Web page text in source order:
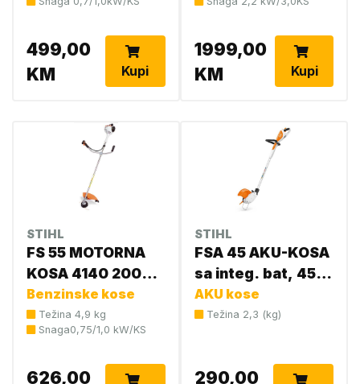
499,00
KM
Kupi
1999,00
KM
Kupi
STIHL
FS 55 MOTORNA
KOSA 4140 200
0578 STIHL 1,01KS
Benzinske kose
Težina 4,9 kg
Snaga0,75/1,0 kW/KS
626,00
STIHL
FSA 45 AKU-KOSA
sa integ. bat, 4512
011 56700
AKU kose
Težina 2,3 (kg)
290,00